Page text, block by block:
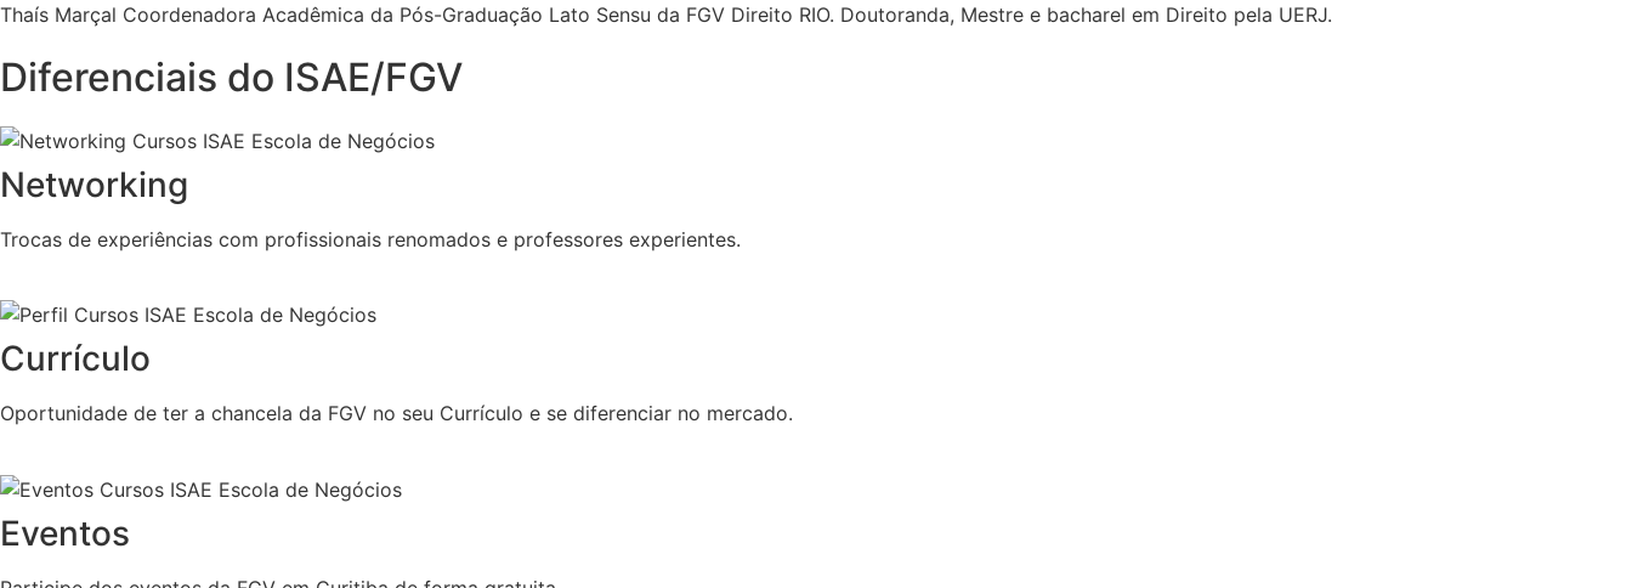
Thaís Marçal Coordenadora Acadêmica da Pós-Graduação Lato Sensu da FGV Direito RIO. Doutoranda, Mestre e bacharel em Direito pela UERJ.
Diferenciais do ISAE/FGV
Networking
Trocas de experiências com profissionais renomados e professores experientes.
Currículo
Oportunidade de ter a chancela da FGV no seu Currículo e se diferenciar no mercado.
Eventos